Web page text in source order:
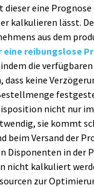
dieser eine
kalkulieren lässt.
aus dem
reibungslose
die
dass keine
nicht nur im
sie kommt
beim Versand der
Disponenten in der
nicht kalkuliert
zur